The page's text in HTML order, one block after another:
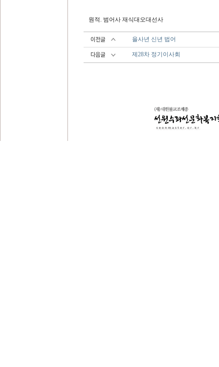
원적. 범어사 재식대오대선사
을사년 신년 법어
제28차 정기이사회